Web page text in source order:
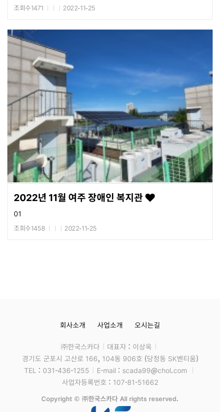
조회수1471 2022-11-25
2022년 11월 여주 장애인 복지관
01
조회수1458 2022-11-25
회사소개 사업소개 오시는길
㈜한국스카다
대표자 : 이상옥
경기도 군포시 고산로 166, 104동 906호 (당정동 SK벤티움)
TEL : 031-436-1255
E-mail : scada99@chol.com
사업자등록번호 : 107-81-51662
Copyright © ㈜한국스카다 All rights reserved.